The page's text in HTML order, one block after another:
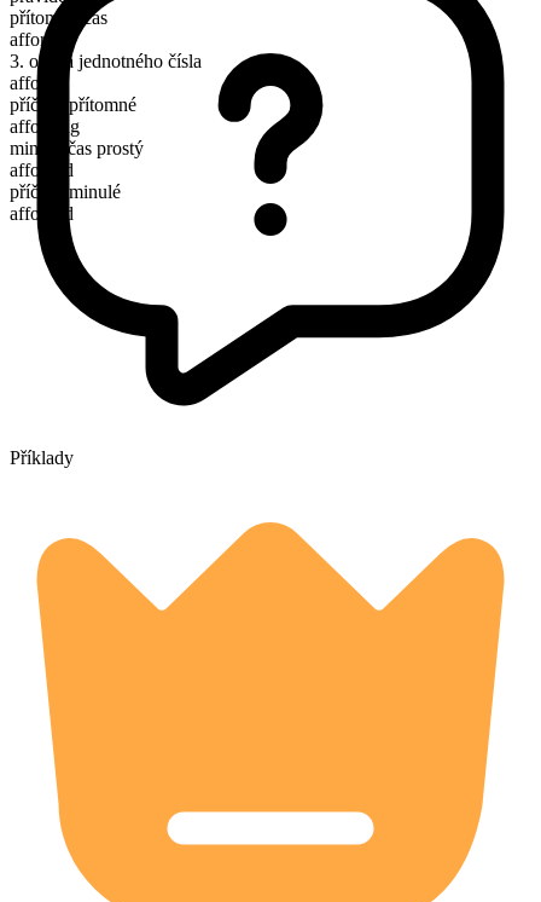
přítomný čas
afford
3. osoba jednotného čísla
affords
příčestí přítomné
affording
minulý čas prostý
afforded
příčestí minulé
afforded
Příklady